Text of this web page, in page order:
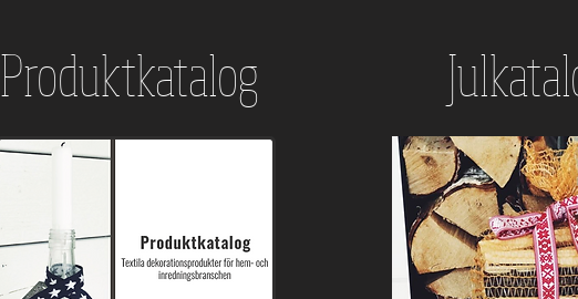
Produktkatalog